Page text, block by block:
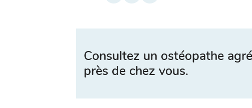
Consultez un ostéopathe
près de chez vous.